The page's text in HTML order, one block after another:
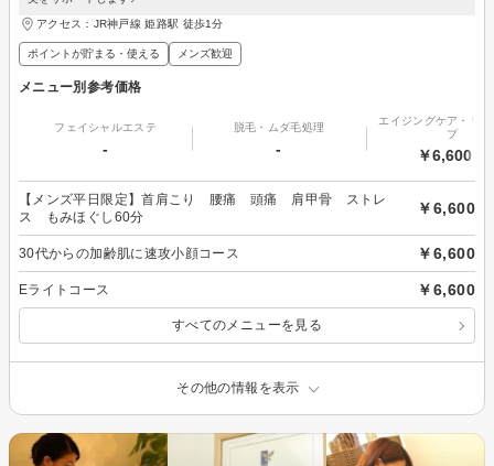
アクセス：JR神戸線 姫路駅 徒歩1分
ポイントが貯まる・使える メンズ歓迎
メニュー別参考価格
フェイシャルエステ
-
脱毛・ムダ毛処理
-
エイジングケア・リ
プ
￥6,600～
【メンズ平日限定】首肩こり 腰痛 頭痛 肩甲骨 ストレ
ス もみほぐし60分
￥6,600
30代からの加齢肌に速攻小顔コース ￥6,600
Eライトコース ￥6,600
すべてのメニューを見る
その他の情報を表示